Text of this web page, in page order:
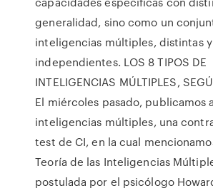
generalidad, sino como un
inteligencias múltiples, distintas
independientes. LOS 8 TIPOS DE
INTELIGENCIAS MÚLTIPLES,
El miércoles pasado, publicamos
inteligencias múltiples, una
test de CI, en la cual
Teoría de las Inteligencias
postulada por el psicólogo